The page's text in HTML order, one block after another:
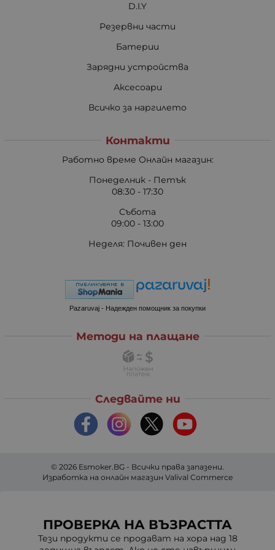
D.I.Y
Резервни части
Батерии
Зарядни устройства
Аксесоари
Всичко за наргилето
Контакти
Работно време Онлайн магазин:
Понеделник - Петък
08:30 - 17:30
Събота
09:00 - 13:00
Неделя: Почивен ден
Pazaruvaj - Надежден помощник за покупки
Методи на плащане
Следвайте ни
© 2026 Esmoker.BG - Всички права запазени.
Изработка на онлайн магазин Valival Commerce
ПРОВЕРКА НА ВЪЗРАСТТА
Тези продукти се продават на хора над 18